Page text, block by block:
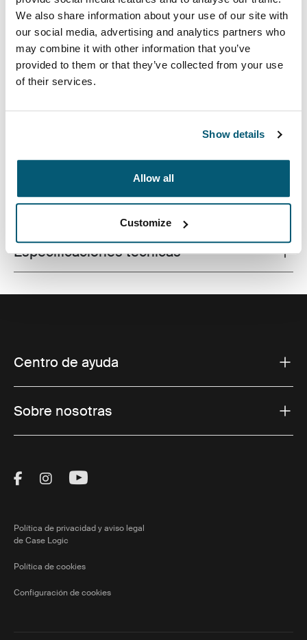
We also share information about your use of our site with
our social media, advertising and analytics partners who
may combine it with other information that you’ve
provided to them or that they’ve collected from your use
of their services.
Show details
Allow all
Customize
proteger una variedad de DSLR, el equipo del dron y la
Todas las características
Especificaciones técnicas
Centro de ayuda
Sobre nosotras
Visit Thule on Facebook (external link)
Visit Thule on Instagram (external link)
Visit Thule on Youtube (external
Política de privacidad y aviso legal
de Case Logic
Política de cookies
Configuración de cookies